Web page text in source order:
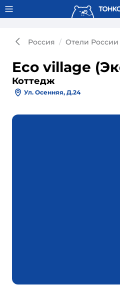
Тонкости используют сookie-
Россия Отели России
Eco village
Коттедж
Ул. Осенняя, Д.24